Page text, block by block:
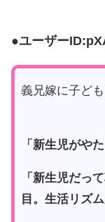
●ユーザー
義兄嫁に子ど
「新生児がや
「新生児だっ
目。生活リズム